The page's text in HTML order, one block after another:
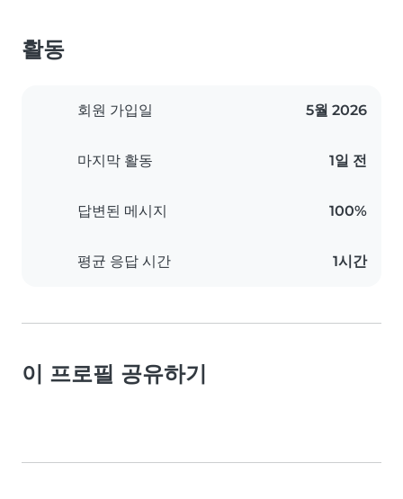
활동
회원 가입일 5월 2026
마지막 활동 1일 전
답변된 메시지 100%
평균 응답 시간 1시간
이 프로필 공유하기